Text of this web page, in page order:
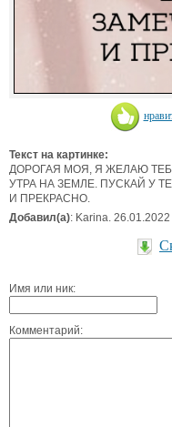
Текст на картинке:
ДОРОГАЯ МОЯ, Я ЖЕЛАЮ
УТРА НА ЗЕМЛЕ. ПУСКАЙ У
И ПРЕКРАСНО.
Добавил(а): Karina. 26.01.2022
Имя или ник:
Комментарий: